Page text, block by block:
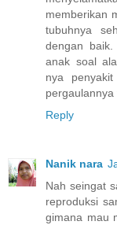
memberikan
tubuhnya
dengan
anak soal
nya
pergaulannya
Reply
Nanik nara
Nah seingat
reproduksi
gimana mau